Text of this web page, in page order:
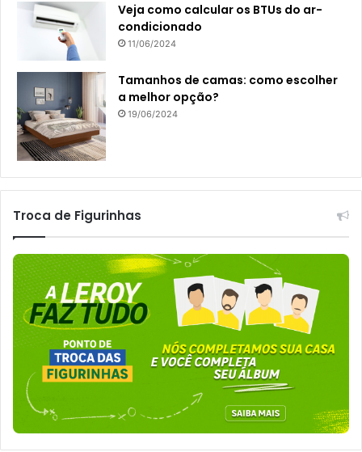
Veja como calcular os BTUs do ar-
condicionado
11/06/2024
Tamanhos de camas: como escolher
a melhor opção?
19/06/2024
Troca de Figurinhas